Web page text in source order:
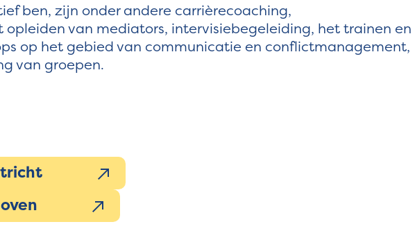
ben, zijn onder andere carrièrecoaching,
opleiden van mediators, intervisiebegeleiding, het trainen en
op het gebied van communicatie en conflictmanagement,
van groepen.